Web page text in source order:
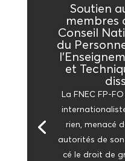
Sou­tien
membres
Conseil
du
et
La FNEC FP-
rien, mena­cé
auto­ri­tés de
cé le droit de